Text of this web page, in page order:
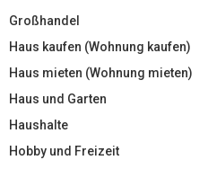
Großhandel
Haus kaufen (Wohnung kaufen)
Haus mieten (Wohnung mieten)
Haus und Garten
Haushalte
Hobby und Freizeit